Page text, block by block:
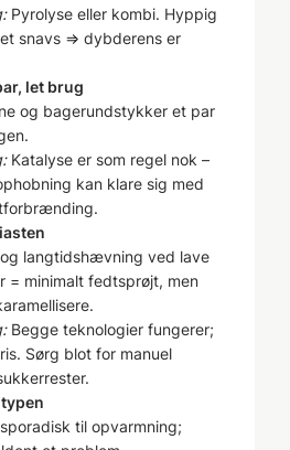
Pyrolyse eller kombi. Hyppig
snavs ⇒ dybderens er
let brug
og bagerundstykker et par
Katalyse er som regel nok –
kan klare sig med
langtidshævning ved lave
= minimalt fedtsprøjt, men
Begge teknologier fungerer;
Sørg blot for manuel
til opvarmning;